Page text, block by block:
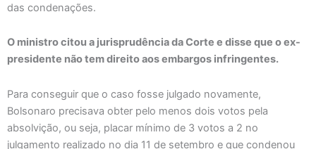
das condenações.
O ministro citou a jurisprudência da Corte e disse que o ex-
presidente não tem direito aos embargos infringentes.
Para conseguir que o caso fosse julgado novamente,
Bolsonaro precisava obter pelo menos dois votos pela
absolvição, ou seja, placar mínimo de 3 votos a 2 no
julgamento realizado no dia 11 de setembro e que condenou